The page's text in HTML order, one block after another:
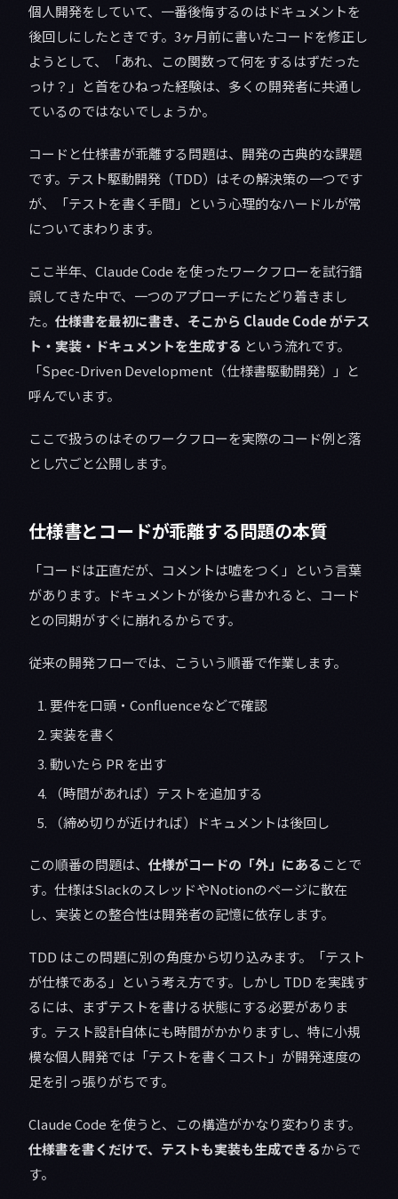
個人開発をしていて、一番後悔するのはドキュメントを
後回しにしたときです。3ヶ月前に書いたコードを修正し
ようとして、「あれ、この関数って何をするはずだった
っけ？」と首をひねった経験は、多くの開発者に共通し
ているのではないでしょうか。
コードと仕様書が乖離する問題は、開発の古典的な課題
です。テスト駆動開発（TDD）はその解決策の一つです
が、「テストを書く手間」という心理的なハードルが常
についてまわります。
ここ半年、Claude Code を使ったワークフローを試行錯
誤してきた中で、一つのアプローチにたどり着きまし
た。 仕様書を最初に書き、そこから Claude Code がテス
ト・実装・ドキュメントを生成する という流れです。
「Spec-Driven Development（仕様書駆動開発）」と
呼んでいます。
ここで扱うのはそのワークフローを実際のコード例と落
とし穴ごと公開します。
仕様書とコードが乖離する問題の本質
「コードは正直だが、コメントは嘘をつく」という言葉
があります。ドキュメントが後から書かれると、コード
との同期がすぐに崩れるからです。
従来の開発フローでは、こういう順番で作業します。
要件を口頭・Confluenceなどで確認
実装を書く
動いたら PR を出す
（時間があれば）テストを追加する
（締め切りが近ければ）ドキュメントは後回し
この順番の問題は、 仕様がコードの「外」にあることで
す。仕様はSlackのスレッドやNotionのページに散在
し、実装との整合性は開発者の記憶に依存します。
TDD はこの問題に別の角度から切り込みます。「テスト
が仕様である」という考え方です。しかし TDD を実践す
るには、まずテストを書ける状態にする必要がありま
す。テスト設計自体にも時間がかかりますし、特に小規
模な個人開発では「テストを書くコスト」が開発速度の
足を引っ張りがちです。
Claude Code を使うと、この構造がかなり変わります。
仕様書を書くだけで、テストも実装も生成できるからで
す。